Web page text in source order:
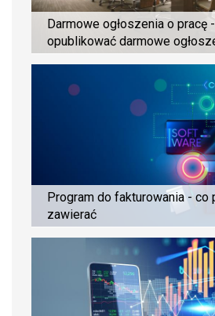
Darmowe ogłoszenia o pracę
opublikować darmowe
Program do fakturowania - co
zawierać